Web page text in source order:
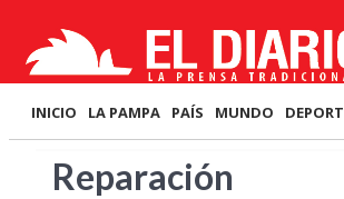
INICIO LA PAMPA PAÍS MUNDO
Reparación